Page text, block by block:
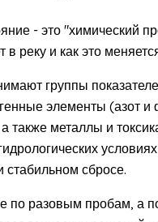
- это "химический
реку и как это
группы
элементы (азот
металлы и
условиях
стабильном сбросе.
по разовым пробам, а